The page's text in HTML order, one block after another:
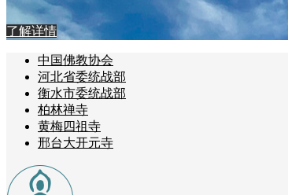
了解详情
中国佛教协会
河北省委统战部
衡水市委统战部
柏林禅寺
黄梅四祖寺
邢台大开元寺